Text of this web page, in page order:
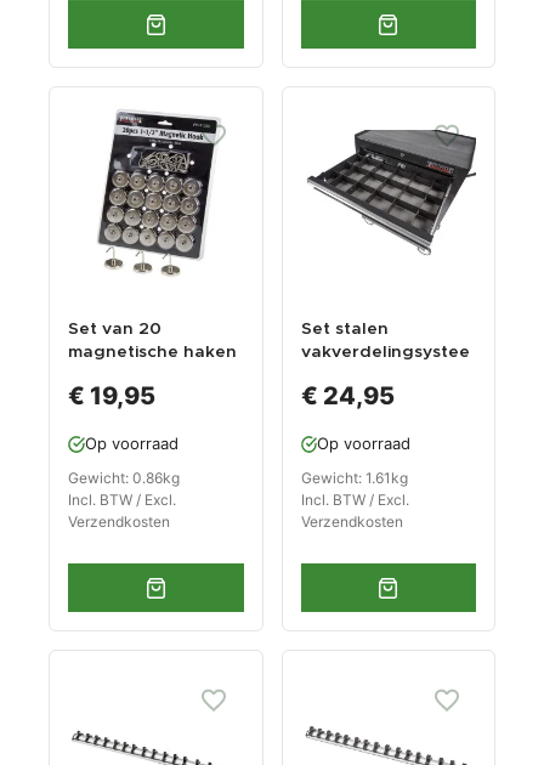
Set van 20
magnetische haken
€ 19,95
Op voorraad
Gewicht: 0.86kg
Incl. BTW / Excl.
Verzendkosten
Set stalen
vakverdelingsystee
€ 24,95
Op voorraad
Gewicht: 1.61kg
Incl. BTW / Excl.
Verzendkosten